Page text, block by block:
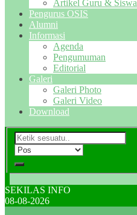
Artikel Guru & Siswa
Pengurus OSIS
Alumni
Informasi
Agenda
Pengumuman
Editorial
Galeri
Galeri Photo
Galeri Video
Download
SEKILAS INFO
08-08-2026